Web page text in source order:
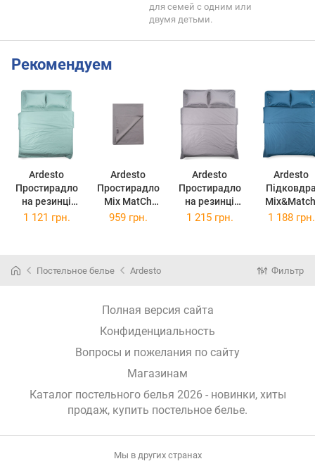
для семей с одним или
двумя детьми.
Рекомендуем
Ardesto
Простирадло
на резинці
Mix&Match,
ART1620FSG
Ardesto
Простирадло
Mix MatСh
ART-1824-FSD
Ardesto
Простирадло
на резинці
Mix&Match,
Ardesto
1 121 грн. 959 грн. 1 215 грн. 1 188 грн.
Постельное белье Ardesto Фильтр
Полная версия сайта
Конфиденциальность
Вопросы и пожелания по сайту
Магазинам
Каталог постельного белья 2026 - новинки, хиты
продаж, купить постельное белье.
Мы в других странах